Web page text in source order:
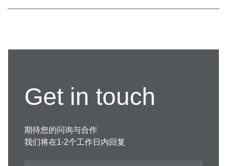
Get in touch
期待您的问询与合作
我们将在1-2个工作日内回复